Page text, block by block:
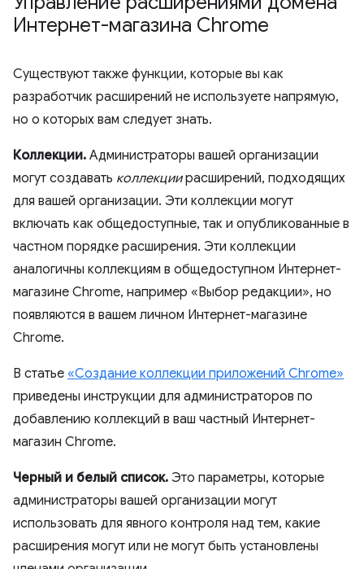
Интернет-магазина Chrome
Существуют также функции, которые вы как
разработчик расширений не используете напрямую,
но о которых вам следует знать.
Коллекции. Администраторы вашей организации
могут создавать коллекциирасширений, подходящих
для вашей организации. Эти коллекции могут
включать как общедоступные, так и опубликованные в
частном порядке расширения. Эти коллекции
аналогичны коллекциям в общедоступном Интернет-
магазине Chrome, например «Выбор редакции», но
появляются в вашем личном Интернет-магазине
Chrome.
В статье «Создание коллекции приложений Chrome»
приведены инструкции для администраторов по
добавлению коллекций в ваш частный Интернет-
магазин Chrome.
Черный и белый список. Это параметры, которые
администраторы вашей организации могут
использовать для явного контроля над тем, какие
расширения могут или не могут быть установлены